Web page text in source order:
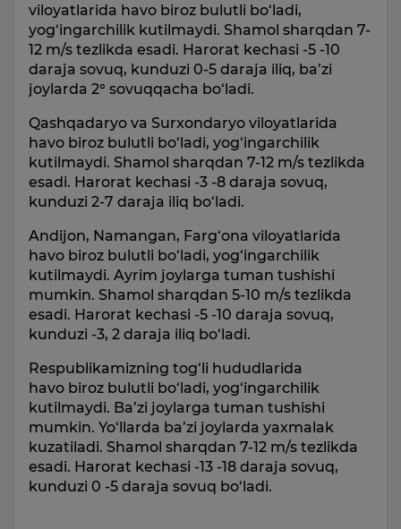
viloyatlarida havo biroz bulutli bo‘ladi,
yog‘ingarchilik kutilmaydi. Shamol sharqdan 7-
12 m/s tezlikda esadi. Harorat kechasi -5 -10
daraja sovuq, kunduzi 0-5 daraja iliq, ba’zi
joylarda 2° sovuqqacha bo‘ladi.
Qashqadaryo va Surxondaryo viloyatlarida
havo biroz bulutli bo‘ladi, yog‘ingarchilik
kutilmaydi. Shamol sharqdan 7-12 m/s tezlikda
esadi. Harorat kechasi -3 -8 daraja sovuq,
kunduzi 2-7 daraja iliq bo‘ladi.
Andijon, Namangan, Farg‘ona viloyatlarida
havo biroz bulutli bo‘ladi, yog‘ingarchilik
kutilmaydi. Ayrim joylarga tuman tushishi
mumkin. Shamol sharqdan 5-10 m/s tezlikda
esadi. Harorat kechasi -5 -10 daraja sovuq,
kunduzi -3, 2 daraja iliq bo‘ladi.
Respublikamizning tog‘li hududlarida
havo biroz bulutli bo‘ladi, yog‘ingarchilik
kutilmaydi. Ba’zi joylarga tuman tushishi
mumkin. Yo‘llarda ba’zi joylarda yaxmalak
kuzatiladi. Shamol sharqdan 7-12 m/s tezlikda
esadi. Harorat kechasi -13 -18 daraja sovuq,
kunduzi 0 -5 daraja sovuq bo‘ladi.